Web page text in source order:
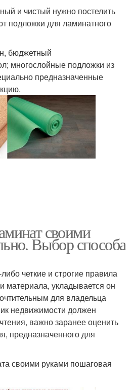
и чистый нужно постелить
подложки для ламинатного
бюджетный
многослойные подложки из
предназначенные
своими
Выбор способа
четкие и строгие правила
материала, укладывается он
для владельца
недвижимости должен
важно заранее оценить
предназначенного для
своими руками пошаговая